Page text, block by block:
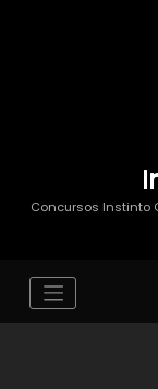
Concursos Instinto